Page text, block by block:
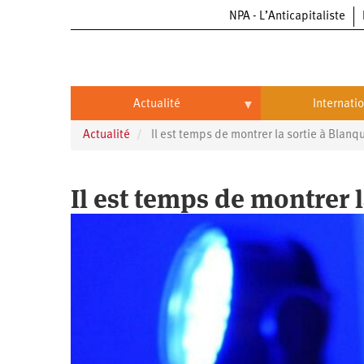
NPA - L’Anticapitaliste
Actualité
Actualité
Entreprises
International
Chine
États-
Unis
Continents
Continents
Afrique
Actualité Il est temps de montrer la sortie à
Il est temps de montrer